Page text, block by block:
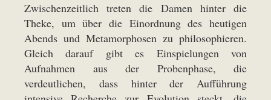
Zwischenzeitlich treten die Damen hinter die
Theke, um über die Einordnung des heutigen
Abends und Metamorphosen zu philosophieren.
Gleich darauf gibt es Einspielungen von
Aufnahmen aus der Probenphase, die
verdeutlichen, dass hinter der Aufführung